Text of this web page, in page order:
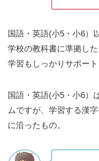
国語・英語(小5・小6）
学校の教科書に準拠し
学習もしっかりサポート
国語・英語(小5・小6）
ムですが、学習する漢
に沿ったもの。